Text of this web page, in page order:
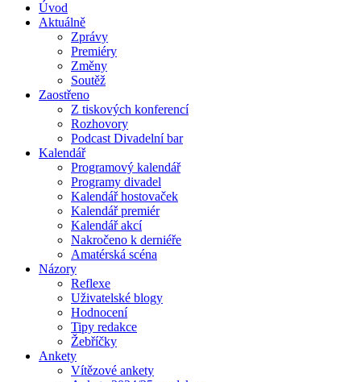
Úvod
Aktuálně
Zprávy
Premiéry
Změny
Soutěž
Zaostřeno
Z tiskových konferencí
Rozhovory
Podcast Divadelní bar
Kalendář
Programový kalendář
Programy divadel
Kalendář hostovaček
Kalendář premiér
Kalendář akcí
Nakročeno k derniéře
Amatérská scéna
Názory
Reflexe
Uživatelské blogy
Hodnocení
Tipy redakce
Žebříčky
Ankety
Vítězové ankety